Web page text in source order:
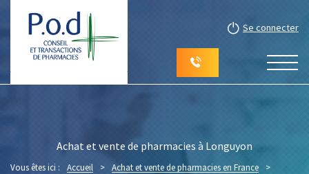
Se connecter
Achat et vente de pharmacies à Longuyon
Vous êtes ici : Accueil > Achat et vente de pharmacies en France
>